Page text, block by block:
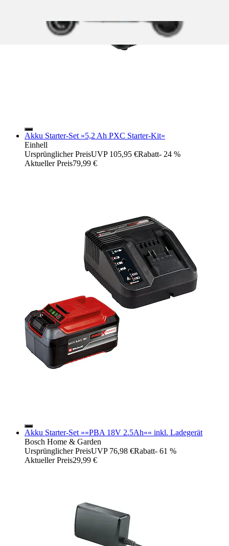
Akku Starter-Set »5,2 Ah PXC Starter-Kit«
Einhell
Ursprünglicher PreisUVP 105,95 €Rabatt- 24 %
Aktueller Preis79,99 €
Akku Starter-Set »»PBA 18V 2.5Ah«« inkl. Ladegerät
Bosch Home & Garden
Ursprünglicher PreisUVP 76,98 €Rabatt- 61 %
Aktueller Preis29,99 €